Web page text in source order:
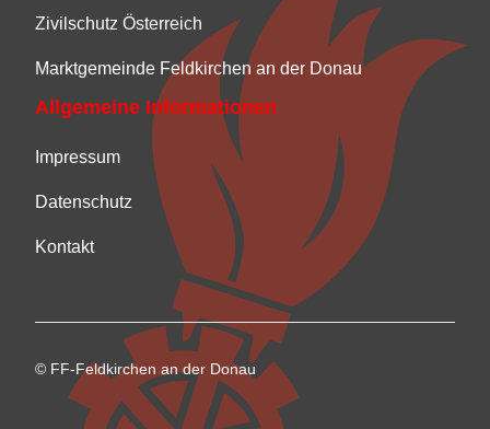
Zivilschutz Österreich
Marktgemeinde Feldkirchen an der Donau
Allgemeine Informationen
Impressum
Datenschutz
Kontakt
© FF-Feldkirchen an der Donau